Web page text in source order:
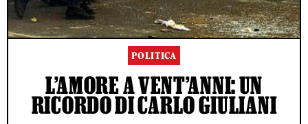
POLITICA
L’AMORE A VENT’ANNI: UN
RICORDO DI CARLO GIULIANI